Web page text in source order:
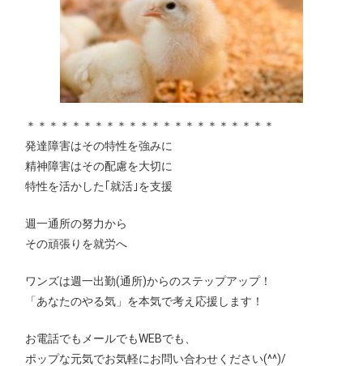
＊＊＊＊＊＊＊＊＊＊＊＊＊＊＊＊＊＊＊＊＊＊
発達障害はその特性を強みに
精神障害はその配慮を大切に
特性を活かした｢就活｣を支援
週一通所の努力から
その頑張りを就労へ
ワンズは週一出勤(通所)からのステップアップ！
「あなたのやる気」を本気で考え応援します！
お電話でもメールでもWEBでも、
ポップな元気でお気軽にお問い合わせください(^^)/